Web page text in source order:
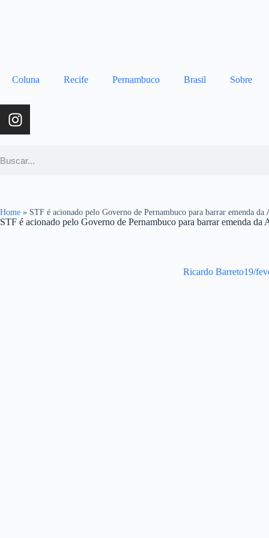
Coluna Recife Pernambuco Brasil Sobre
Home » STF é acionado pelo Governo de Pernambuco para barrar emenda da
STF é acionado pelo Governo de Pernambuco para barrar emenda da
Ricardo Barreto19/